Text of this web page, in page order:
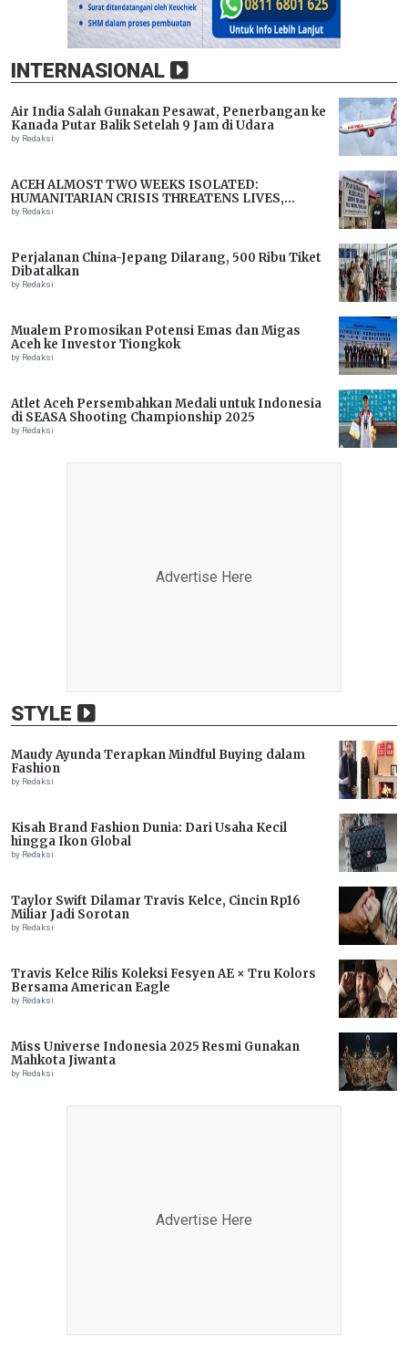
INTERNASIONAL
Air India Salah Gunakan Pesawat, Penerbangan ke
Kanada Putar Balik Setelah 9 Jam di Udara
by Redaksi
ACEH ALMOST TWO WEEKS ISOLATED:
HUMANITARIAN CRISIS THREATENS LIVES,
IMMEDIATE ASSISTANCE URGENTLY NEEDED
by Redaksi
Perjalanan China-Jepang Dilarang, 500 Ribu Tiket
Dibatalkan
by Redaksi
Mualem Promosikan Potensi Emas dan Migas
Aceh ke Investor Tiongkok
by Redaksi
Atlet Aceh Persembahkan Medali untuk Indonesia
di SEASA Shooting Championship 2025
by Redaksi
Advertise Here
STYLE
Maudy Ayunda Terapkan Mindful Buying dalam
Fashion
by Redaksi
Kisah Brand Fashion Dunia: Dari Usaha Kecil
hingga Ikon Global
by Redaksi
Taylor Swift Dilamar Travis Kelce, Cincin Rp16
Miliar Jadi Sorotan
by Redaksi
Travis Kelce Rilis Koleksi Fesyen AE × Tru Kolors
Bersama American Eagle
by Redaksi
Miss Universe Indonesia 2025 Resmi Gunakan
Mahkota Jiwanta
by Redaksi
Advertise Here